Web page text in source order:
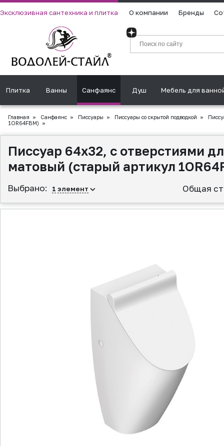
Эксклюзивная сантехника и плитка О компании Бренды
Плитка Ванны Санфаянс Душ Мебель для
Главная » Санфаянс » Писсуары » Писсуары со скрытой подводкой »
1OR64FBM)
»
Писсуар 64х32, с отверстиями
матовый (старый артикул
Выбрано: 1 элемент Общая